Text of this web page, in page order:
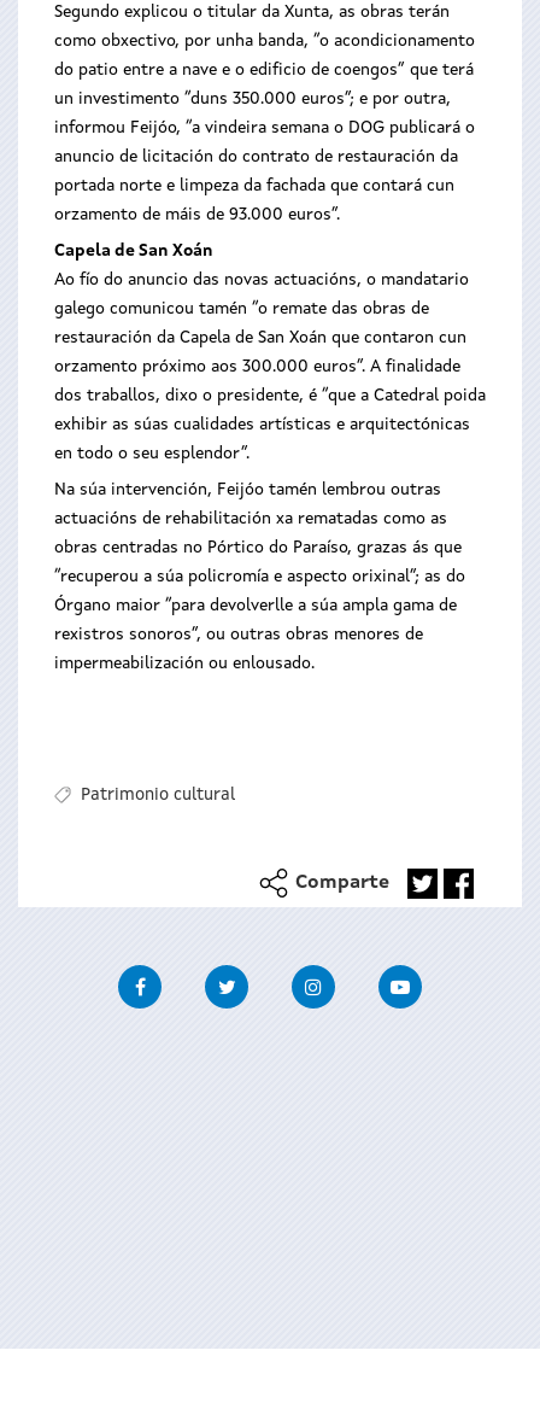
Segundo explicou o titular da Xunta, as obras terán
como obxectivo, por unha banda, “o acondicionamento
do patio entre a nave e o edificio de coengos” que terá
un investimento “duns 350.000 euros”; e por outra,
informou Feijóo, “a vindeira semana o DOG publicará o
anuncio de licitación do contrato de restauración da
portada norte e limpeza da fachada que contará cun
orzamento de máis de 93.000 euros”.
Capela de San Xoán
Ao fío do anuncio das novas actuacións, o mandatario
galego comunicou tamén “o remate das obras de
restauración da Capela de San Xoán que contaron cun
orzamento próximo aos 300.000 euros”. A finalidade
dos traballos, dixo o presidente, é “que a Catedral poida
exhibir as súas cualidades artísticas e arquitectónicas
en todo o seu esplendor”.
Na súa intervención, Feijóo tamén lembrou outras
actuacións de rehabilitación xa rematadas como as
obras centradas no Pórtico do Paraíso, grazas ás que
“recuperou a súa policromía e aspecto orixinal”; as do
Órgano maior “para devolverlle a súa ampla gama de
rexistros sonoros”, ou outras obras menores de
impermeabilización ou enlousado.
Patrimonio cultural
Comparte
FacebookTwitter InstagramYoutube